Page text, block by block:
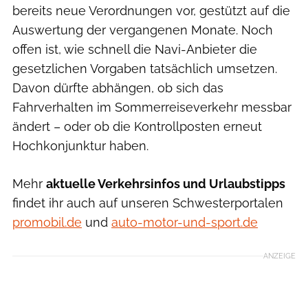
bereits neue Verordnungen vor, gestützt auf die
Auswertung der vergangenen Monate. Noch
offen ist, wie schnell die Navi-Anbieter die
gesetzlichen Vorgaben tatsächlich umsetzen.
Davon dürfte abhängen, ob sich das
Fahrverhalten im Sommerreiseverkehr messbar
ändert – oder ob die Kontrollposten erneut
Hochkonjunktur haben.
Mehr aktuelle Verkehrsinfos und Urlaubstipps
findet ihr auch auf unseren Schwesterportalen
promobil.de und auto-motor-und-sport.de
ANZEIGE